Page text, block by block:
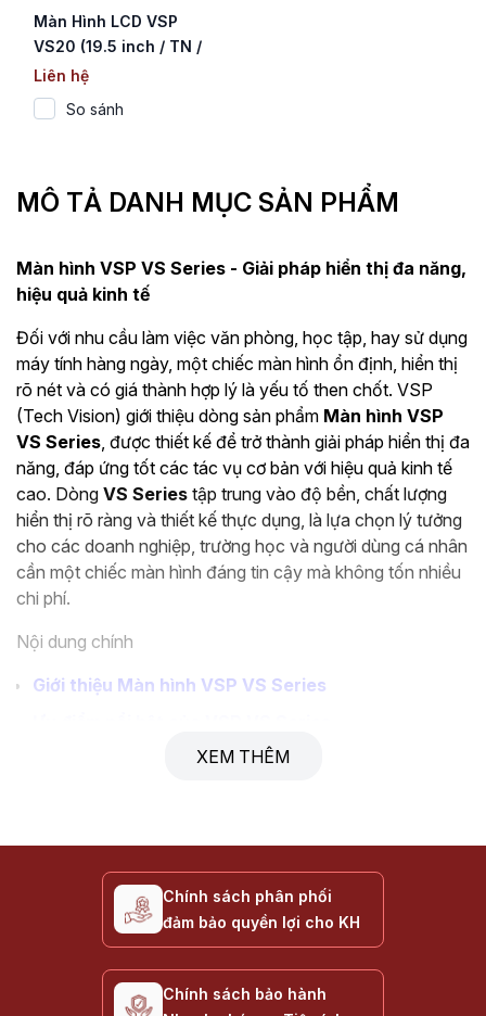
Màn Hình LCD VSP
VS20 (19.5 inch / TN /
75Hz / 7ms)
Liên hệ
So sánh
MÔ TẢ DANH MỤC SẢN PHẨM
Màn hình VSP VS Series - Giải pháp hiển thị đa năng,
hiệu quả kinh tế
Đối với nhu cầu làm việc văn phòng, học tập, hay sử dụng
máy tính hàng ngày, một chiếc màn hình ổn định, hiển thị
rõ nét và có giá thành hợp lý là yếu tố then chốt. VSP
(Tech Vision) giới thiệu dòng sản phẩm Màn hình VSP
VS Series , được thiết kế để trở thành giải pháp hiển thị đa
năng, đáp ứng tốt các tác vụ cơ bản với hiệu quả kinh tế
cao. Dòng VS Series tập trung vào độ bền, chất lượng
hiển thị rõ ràng và thiết kế thực dụng, là lựa chọn lý tưởng
cho các doanh nghiệp, trường học và người dùng cá nhân
cần một chiếc màn hình đáng tin cậy mà không tốn nhiều
chi phí.
Nội dung chính
Giới thiệu Màn hình VSP VS Series
Các tính năng chính của VS Series
Thông số kỹ thuật tham khảo
Câu hỏi thường gặp về Màn hình VSP VS Series
Liên hệ & Mua hàng
Giới thiệu Màn hình VSP VS Series
XEM THÊM
Chính sách phân phối
đảm bảo quyền lợi cho KH
Chính sách bảo hành